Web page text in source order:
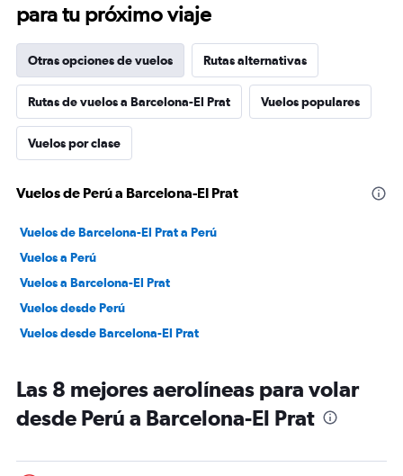
para tu próximo viaje
Otras opciones de vuelos Rutas alternativas
Rutas de vuelos a Barcelona-El Prat Vuelos populares
Vuelos por clase
Vuelos de Perú a Barcelona-El Prat
Vuelos de Barcelona-El Prat a Perú
Vuelos a Perú
Vuelos a Barcelona-El Prat
Vuelos desde Perú
Vuelos desde Barcelona-El Prat
Las 8 mejores aerolíneas para volar
desde Perú a Barcelona-El Prat